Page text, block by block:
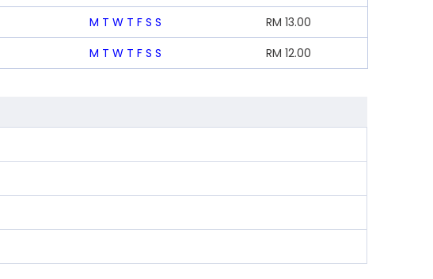
M T W T F S S RM 13.00
M T W T F S S RM 12.00